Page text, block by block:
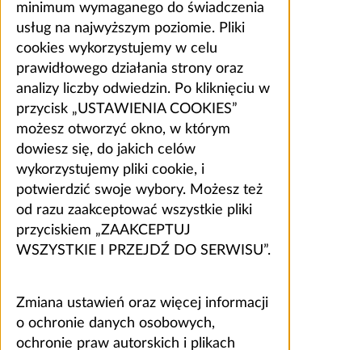
minimum wymaganego do świadczenia
usług na najwyższym poziomie. Pliki
cookies wykorzystujemy w celu
prawidłowego działania strony oraz
analizy liczby odwiedzin. Po kliknięciu w
przycisk „USTAWIENIA COOKIES”
możesz otworzyć okno, w którym
dowiesz się, do jakich celów
wykorzystujemy pliki cookie, i
potwierdzić swoje wybory. Możesz też
od razu zaakceptować wszystkie pliki
przyciskiem „ZAAKCEPTUJ
WSZYSTKIE I PRZEJDŹ DO SERWISU”.
Zmiana ustawień oraz więcej informacji
o ochronie danych osobowych,
ochronie praw autorskich i plikach